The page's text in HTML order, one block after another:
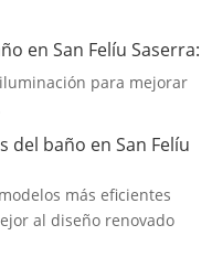
en San Felíu Saserra:
para mejorar
del baño en San Felíu
más eficientes
al diseño renovado